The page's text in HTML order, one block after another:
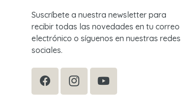
Suscríbete a nuestra newsletter para
recibir todas las novedades en tu correo
electrónico o síguenos en nuestras redes
sociales.